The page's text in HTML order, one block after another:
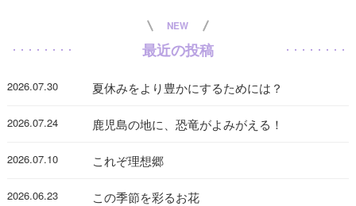
NEW
最近の投稿
2026.07.30 夏休みをより豊かにするためには？
2026.07.24 鹿児島の地に、恐竜がよみがえる！
2026.07.10 これぞ理想郷
2026.06.23 この季節を彩るお花